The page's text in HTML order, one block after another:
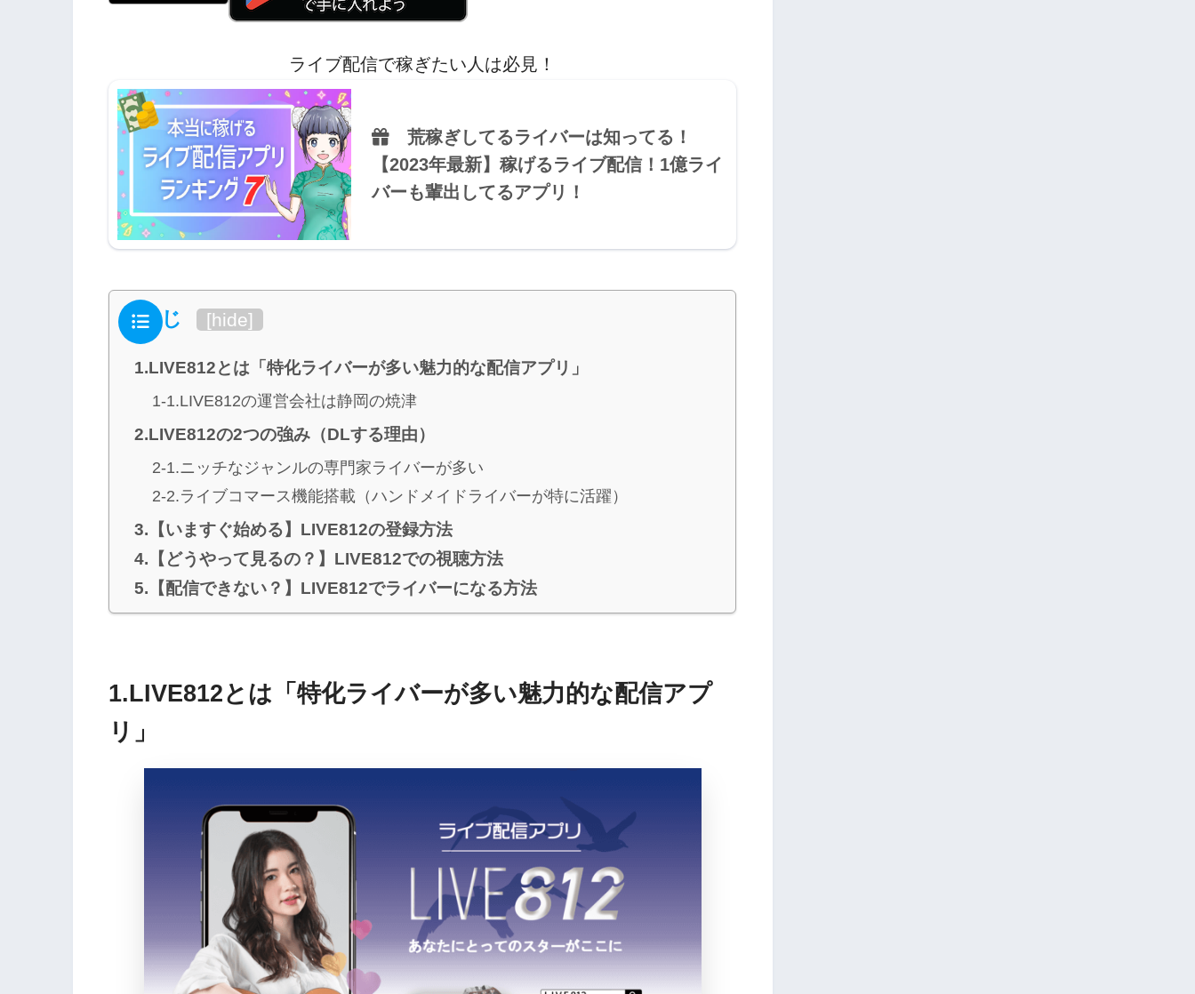
ライブ配信で稼ぎたい人は必見！
荒稼ぎしてるライバーは知ってる！
【2023年最新】稼げるライブ配信！1億ライ
バーも輩出してるアプリ！
もくじ [hide]
1.LIVE812とは「特化ライバーが多い魅力的な配信アプリ」
1-1.LIVE812の運営会社は静岡の焼津
2.LIVE812の2つの強み（DLする理由）
2-1.ニッチなジャンルの専門家ライバーが多い
2-2.ライブコマース機能搭載（ハンドメイドライバーが特に活躍）
3.【いますぐ始める】LIVE812の登録方法
4.【どうやって見るの？】LIVE812での視聴方法
5.【配信できない？】LIVE812でライバーになる方法
1.LIVE812とは「特化ライバーが多い魅力的な配信アプ
リ」